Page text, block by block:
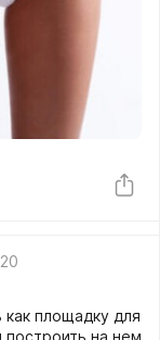
как площадку для
на нем